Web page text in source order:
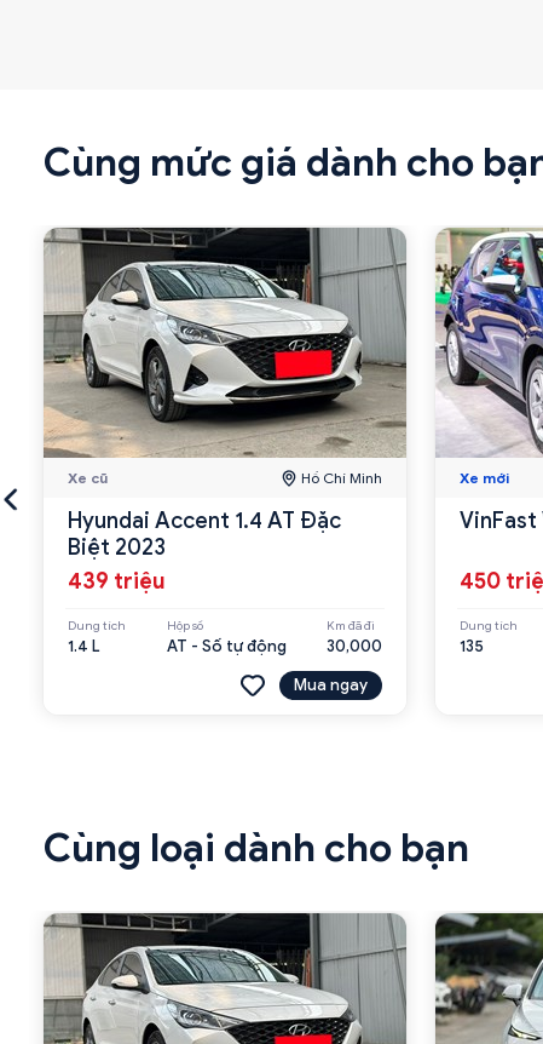
Cùng mức giá dành cho
Xe cũ Hồ Chí Minh
Hyundai Accent 1.4 AT Đặc
Biệt 2023
439 triệu
Dung tích
1.4 L
Hộp số
AT - Số tự động
Km đã đi
30,000
Mua ngay
Xe mới
VinFast
450
Dung tích
135
Cùng loại dành cho bạn